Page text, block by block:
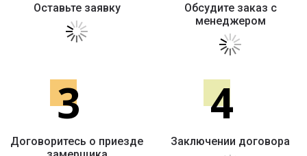
Оставьте заявку
Обсудите заказ с
менеджером
3
Договоритесь о приезде
4
Заключении договора